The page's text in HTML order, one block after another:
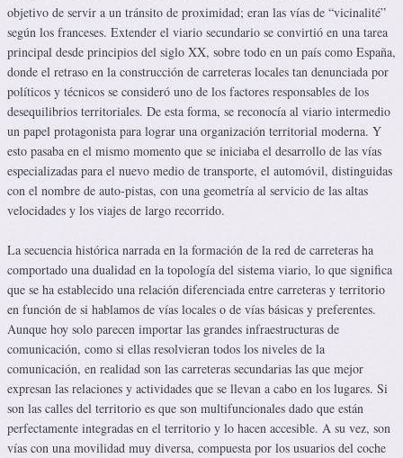
objetivo de servir a un tránsito de proximidad; eran las vías de “vicinalité”
según los franceses. Extender el viario secundario se convirtió en una tarea
principal desde principios del siglo XX, sobre todo en un país como España,
donde el retraso en la construcción de carreteras locales tan denunciada por
políticos y técnicos se consideró uno de los factores responsables de los
desequilibrios territoriales. De esta forma, se reconocía al viario intermedio
un papel protagonista para lograr una organización territorial moderna. Y
esto pasaba en el mismo momento que se iniciaba el desarrollo de las vías
especializadas para el nuevo medio de transporte, el automóvil, distinguidas
con el nombre de auto-pistas, con una geometría al servicio de las altas
velocidades y los viajes de largo recorrido.
La secuencia histórica narrada en la formación de la red de carreteras ha
comportado una dualidad en la topología del sistema viario, lo que significa
que se ha establecido una relación diferenciada entre carreteras y territorio
en función de si hablamos de vías locales o de vías básicas y preferentes.
Aunque hoy solo parecen importar las grandes infraestructuras de
comunicación, como si ellas resolvieran todos los niveles de la
comunicación, en realidad son las carreteras secundarias las que mejor
expresan las relaciones y actividades que se llevan a cabo en los lugares. Si
son las calles del territorio es que son multifuncionales dado que están
perfectamente integradas en el territorio y lo hacen accesible. A su vez, son
vías con una movilidad muy diversa, compuesta por los usuarios del coche